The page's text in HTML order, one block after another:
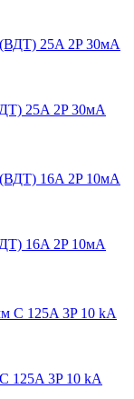
25A 2P 30мА
16A 2P 10мА
125A 3P 10 kA